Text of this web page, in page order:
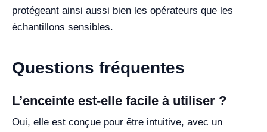
protégeant ainsi aussi bien les opérateurs que les
échantillons sensibles.
Questions fréquentes
L’enceinte est-elle facile à utiliser ?
Oui, elle est conçue pour être intuitive, avec un